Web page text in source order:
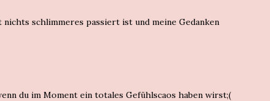
schlimmeres passiert ist und meine Gedanken
du im Moment ein totales Gefühlscaos haben wirst;(